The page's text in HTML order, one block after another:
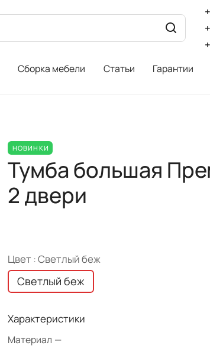
Сборка мебели Статьи Гарантии
НОВИНКИ
Тумба большая
2 двери
Цвет :Светлый беж
Светлый беж
Характеристики
Материал —